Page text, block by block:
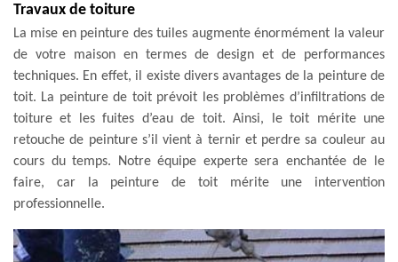
Travaux de toiture
La mise en peinture des tuiles augmente énormément la valeur
de votre maison en termes de design et de performances
techniques. En effet, il existe divers avantages de la peinture de
toit. La peinture de toit prévoit les problèmes d’infiltrations de
toiture et les fuites d’eau de toit. Ainsi, le toit mérite une
retouche de peinture s’il vient à ternir et perdre sa couleur au
cours du temps. Notre équipe experte sera enchantée de le
faire, car la peinture de toit mérite une intervention
professionnelle.